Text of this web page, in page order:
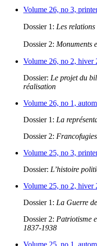
Volume 26, no 3,
Dossier 1: Les
Dossier 2: Monuments
Volume 26, no 2, hiver
Dossier: Le projet du
réalisation
Volume 26, no 1,
Dossier 1: La
Dossier 2:
Volume 25, no 3,
Dossier: L’histoire
Volume 25, no 2, hiver
Dossier 1: La Guerre
Dossier 2: Patriotisme
1837-1938